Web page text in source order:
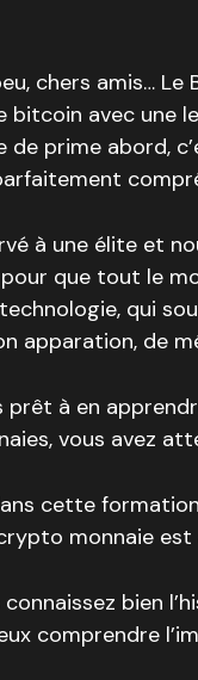
chers amis… Le
bitcoin avec une
prime abord,
à une élite et
que tout le
qui
apparation, de
prêt à en
vous avez
cette
monnaie est
connaissez bien
comprendre